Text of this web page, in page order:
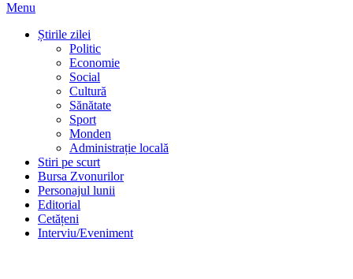
Menu
Știrile zilei
Politic
Economie
Social
Cultură
Sănătate
Sport
Monden
Administrație locală
Stiri pe scurt
Bursa Zvonurilor
Personajul lunii
Editorial
Cetățeni
Interviu/Eveniment